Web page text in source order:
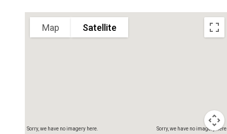
Sorry, we have no imagery
Sorry, we have no imagery here.
Map Satellite